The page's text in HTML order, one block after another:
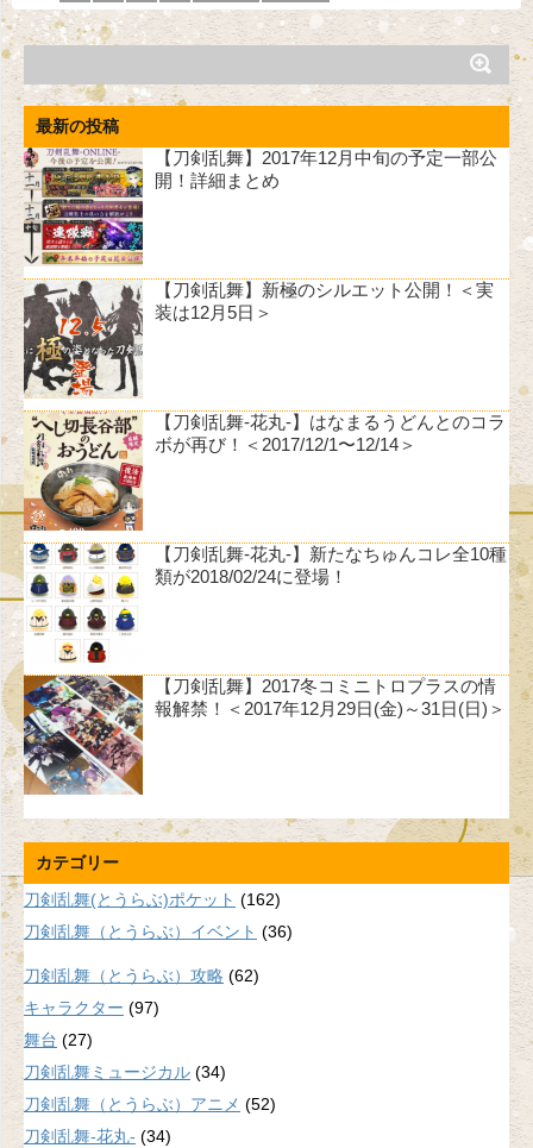
最新の投稿
【刀剣乱舞】2017年12月中旬の予定一部公
開！詳細まとめ
【刀剣乱舞】新極のシルエット公開！＜実
装は12月5日＞
【刀剣乱舞-花丸-】はなまるうどんとのコラ
ボが再び！＜2017/12/1〜12/14＞
【刀剣乱舞-花丸-】新たなちゅんコレ全10種
類が2018/02/24に登場！
【刀剣乱舞】2017冬コミニトロプラスの情
報解禁！＜2017年12月29日(金)～31日(日)＞
カテゴリー
刀剣乱舞(とうらぶ)ポケット (162)
刀剣乱舞（とうらぶ）イベント (36)
刀剣乱舞（とうらぶ）攻略 (62)
キャラクター (97)
舞台 (27)
刀剣乱舞ミュージカル (34)
刀剣乱舞（とうらぶ）アニメ (52)
刀剣乱舞-花丸- (34)